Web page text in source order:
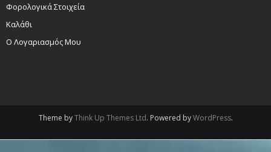
Φορολογικά Στοιχεία
Καλάθι
Ο Λογαριασμός Μου
Theme byThink Up Themes Ltd. Powered byWordPress.